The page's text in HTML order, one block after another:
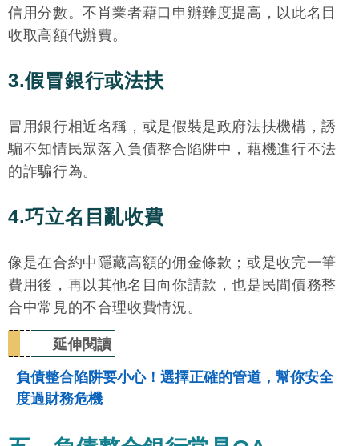
信用分數。不肖業者藉口申辦難度提高，以此名目
收取高額代辦費。
3.假冒銀行或法扶
冒用銀行相近名稱，或是假裝是政府法扶機構，誘
騙不知情民眾落入負債整合陷阱中，藉機進行不法
的詐騙行為。
4.巧立名目亂收費
像是在合約中隱藏高額的佣金條款；或是收完一筆
費用後，再以其他名目向你請款，也是民間債務整
合中常見的不合理收費情況。
延伸閱讀
負債整合陷阱要小心！選擇正確的管道，幫你安全
度過財務危機